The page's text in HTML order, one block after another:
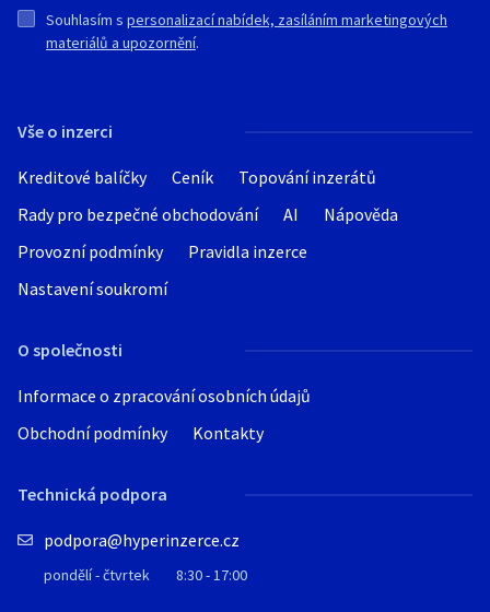
Vše o inzerci
Kreditové balíčky Ceník
Topování inzerátů
Rady pro bezpečné obchodování
AI
Nápověda
Provozní podmínky
Pravidla inzerce
Nastavení soukromí
O společnosti
Informace o zpracování osobních údajů
Obchodní podmínky
Kontakty
Technická podpora
podpora@hyperinzerce.cz
pondělí - čtvrtek 8:30 - 17:00
Souhlasím s personalizací nabídek, zasíláním marketingových
materiálů a upozornění.